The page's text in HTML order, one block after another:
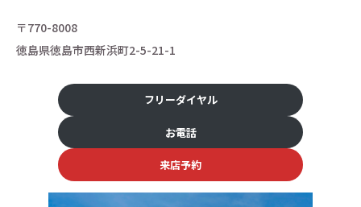
〒770-8008
徳島県徳島市西新浜町2-5-21-1
フリーダイヤル
お電話
来店予約